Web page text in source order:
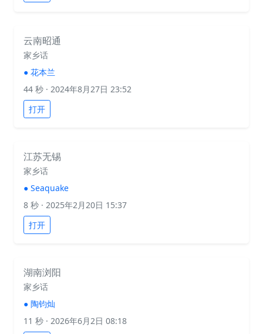
云南昭通
家乡话
● 花本兰
44 秒 · 2024年8月27日 23:52
打开
江苏无锡
家乡话
● Seaquake
8 秒 · 2025年2月20日 15:37
打开
湖南浏阳
家乡话
● 陶钧灿
11 秒 · 2026年6月2日 08:18